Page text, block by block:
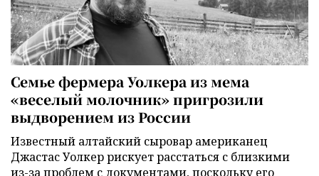
Семье фермера Уолкера из мема
«веселый молочник» пригрозили
выдворением из России
Известный алтайский сыровар американец
Джастас Уолкер рискует расстаться с близкими
из-за проблем с документами, поскольку его